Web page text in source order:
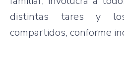
distintas tares y
compartidos, conforme